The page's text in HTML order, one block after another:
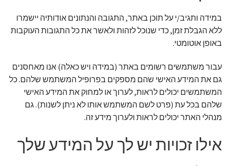
במידה ותגיב/י על תוכן באתר, התגובה והנתונים אודותיה יישמרו
ללא הגבלת זמן, כדי שנוכל לזהות ולאשר את כל התגובות העוקבות
באופן אוטומטי.
עבור משתמשים רשומים באתר (במידה ויש כאלה) אנו מאחסנים
גם את המידע האישי שהם מספקים בפרופיל המשתמש שלהם. כל
המשתמשים יכולים לראות, לערוך או למחוק את המידע האישי
שלהם בכל עת (פרט לשם המשתמש אותו לא ניתן לשנות). גם
מנהלי האתר יכולים לראות ולערוך מידע זה.
אילו זכויות יש לך על המידע שלך